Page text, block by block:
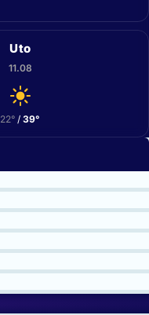
Uto
11.08
22° /39°